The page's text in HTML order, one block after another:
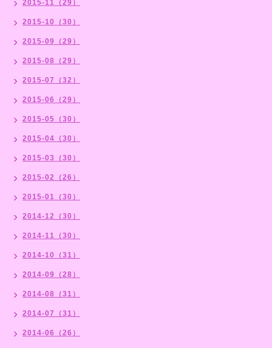
2015-11（29）
2015-10（30）
2015-09（29）
2015-08（29）
2015-07（32）
2015-06（29）
2015-05（30）
2015-04（30）
2015-03（30）
2015-02（26）
2015-01（30）
2014-12（30）
2014-11（30）
2014-10（31）
2014-09（28）
2014-08（31）
2014-07（31）
2014-06（26）